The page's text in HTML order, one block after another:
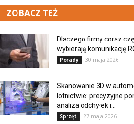
ZOBACZ TEŻ
Dlaczego firmy coraz
wybierają komunikację
Porady 30 maja 2026
Skanowanie 3D w
lotnictwie: precyzyjne
analiza odchyłek i...
Sprzęt 27 maja 2026